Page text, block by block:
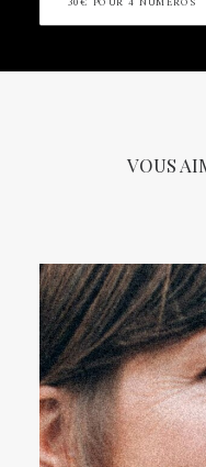
30€ POUR 4 NUMÉROS
VOUS